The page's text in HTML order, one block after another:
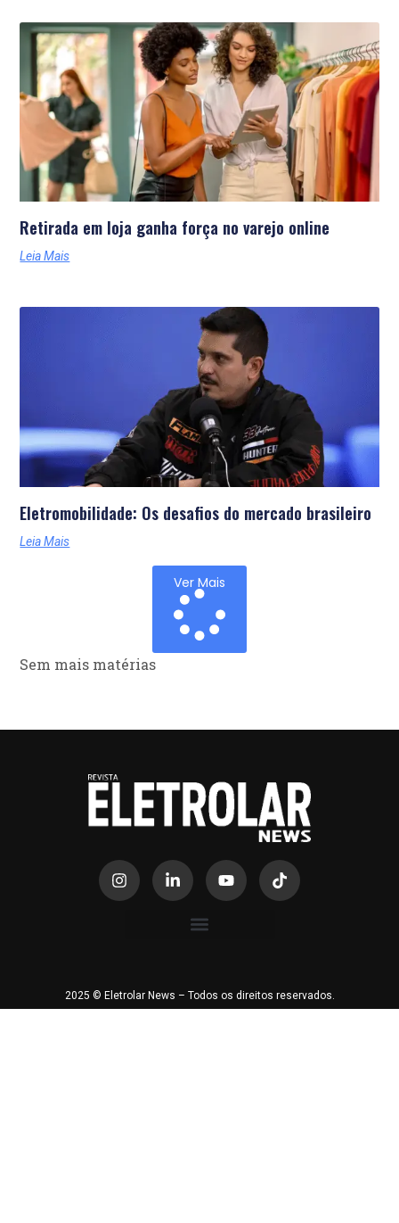
Retirada em loja ganha força no varejo online
Leia Mais
Eletromobilidade: Os desafios do mercado brasileiro
Leia Mais
Ver Mais
Sem mais matérias
2025 © Eletrolar News – Todos os direitos reservados.